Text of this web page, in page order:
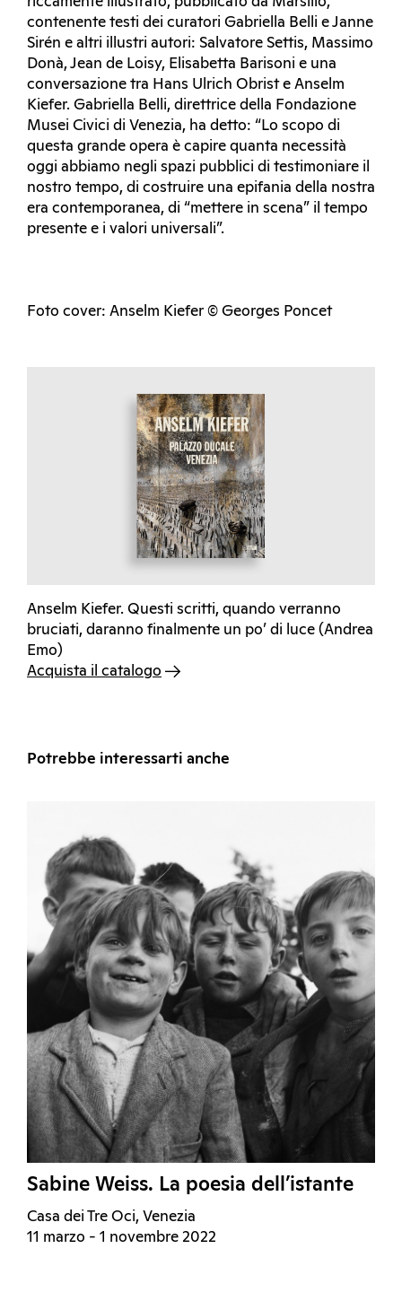
contenente testi dei curatori Gabriella Belli e Janne
Sirén e altri illustri autori: Salvatore Settis, Massimo
Donà, Jean de Loisy, Elisabetta Barisoni e una
conversazione tra Hans Ulrich Obrist e Anselm
Kiefer. Gabriella Belli, direttrice della Fondazione
Musei Civici di Venezia, ha detto: “Lo scopo di
questa grande opera è capire quanta necessità
oggi abbiamo negli spazi pubblici di testimoniare il
nostro tempo, di costruire una epifania della nostra
era contemporanea, di “mettere in scena” il tempo
presente e i valori universali”.
Foto cover: Anselm Kiefer © Georges Poncet
Anselm Kiefer. Questi scritti, quando verranno
bruciati, daranno finalmente un po’ di luce (Andrea
Emo)
Acquista il catalogo
Potrebbe interessarti anche
Sabine Weiss. La poesia dell’istante
Casa dei Tre Oci, Venezia
11 marzo - 1 novembre 2022